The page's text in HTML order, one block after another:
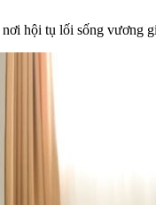
nơi hội tụ lối sống vương